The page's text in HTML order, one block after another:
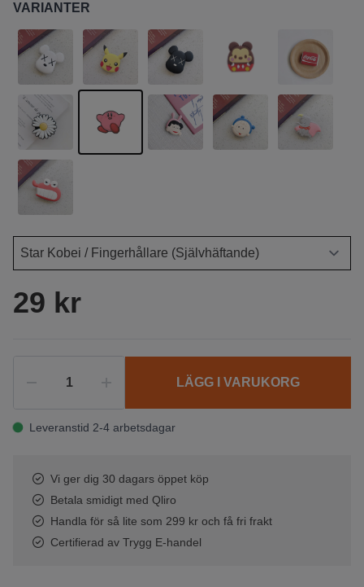
VARIANTER
29 kr
LÄGG I VARUKORG
Leveranstid 2-4 arbetsdagar
Vi ger dig 30 dagars öppet köp
Betala smidigt med Qliro
Handla för så lite som 299 kr och få fri frakt
Certifierad av Trygg E-handel